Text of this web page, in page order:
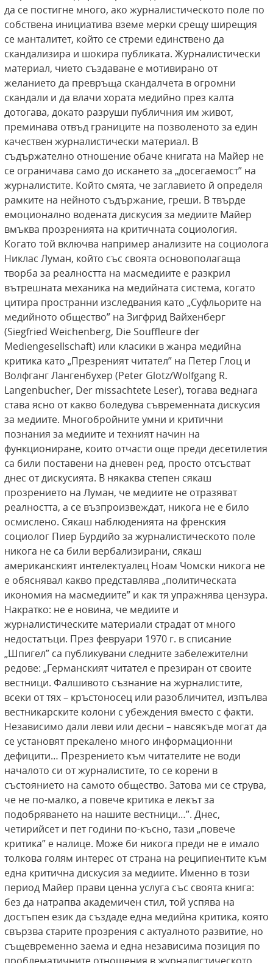
да се постигне много, ако журналистическото поле по
собствена инициатива вземе мерки срещу ширещия
се манталитет, който се стреми единствено да
скандализира и шокира публиката. Журналистически
материал, чието създаване е мотивирано от
желанието да превръща скандалчета в огромни
скандали и да влачи хората медийно през калта
дотогава, докато разруши публичния им живот,
преминава отвъд границите на позволеното за един
качествен журналистически материал. В
съдържателно отношение обаче книгата на Майер не
се ограничава само до искането за „досегаемост” на
журналистите. Който смята, че заглавието й определя
рамките на нейното съдържание, греши. В твърде
емоционално водената дискусия за медиите Майер
вмъква прозренията на критичната социология.
Когато той включва например анализите на социолога
Никлас Луман, който със своята основополагаща
творба за реалността на масмедиите е разкрил
вътрешната механика на медийната система, когато
цитира пространни изследвания като „Суфльорите на
медийното общество” на Зигфрид Вайхенберг
(Siegfried Weichenberg, Die Souffleure der
Mediengesellschaft) или класики в жанра медийна
критика като „Презреният читател” на Петер Глоц и
Волфганг Лангенбухер (Peter Glotz/Wolfgang R.
Langenbucher, Der missachtete Leser), тогава веднага
става ясно от какво боледува съвременната дискусия
за медиите. Многобройните умни и критични
познания за медиите и техният начин на
функциониране, които отчасти още преди десетилетия
са били поставени на дневен ред, просто отсъстват
днес от дискусията. В някаква степен сякаш
прозрението на Луман, че медиите не отразяват
реалността, а се възпроизвеждат, никога не е било
осмислено. Сякаш наблюденията на френския
социолог Пиер Бурдийо за журналистическото поле
никога не са били вербализирани, сякаш
американският интелектуалец Ноам Чомски никога не
е обяснявал какво представлява „политическата
икономия на масмедиите” и как тя упражнява цензура.
Накратко: не е новина, че медиите и
журналистическите материали страдат от много
недостатъци. През февруари 1970 г. в списание
„Шпигел” са публикувани следните забележителни
редове: „Германският читател е презиран от своите
вестници. Фалшивото съзнание на журналистите,
всеки от тях – кръстоносец или разобличител, изпълва
вестникарските колони с убеждения вместо с факти.
Независимо дали леви или десни – навсякъде могат да
се установят прекалено много информационни
дефицити… Презрението към читателите не води
началото си от журналистите, то се корени в
състоянието на самото общество. Затова ми се струва,
че не по-малко, а повече критика е лекът за
подобряването на нашите вестници…”. Днес,
четирийсет и пет години по-късно, тази „повече
критика” е налице. Може би никога преди не е имало
толкова голям интерес от страна на реципиентите към
една критична дискусия за медиите. Именно в този
период Майер прави ценна услуга със своята книга:
без да натрапва академичен стил, той успява на
достъпен език да създаде една медийна критика, която
свързва старите прозрения с актуалното развитие, но
същевременно заема и една независима позиция по